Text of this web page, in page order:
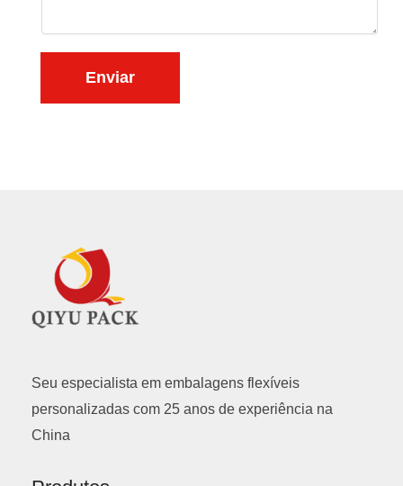
ae
ú
o
Enviar
Seu especialista em embalagens flexíveis
personalizadas com 25 anos de experiência na
China